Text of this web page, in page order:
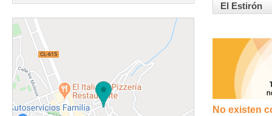
El Estirón
No existen